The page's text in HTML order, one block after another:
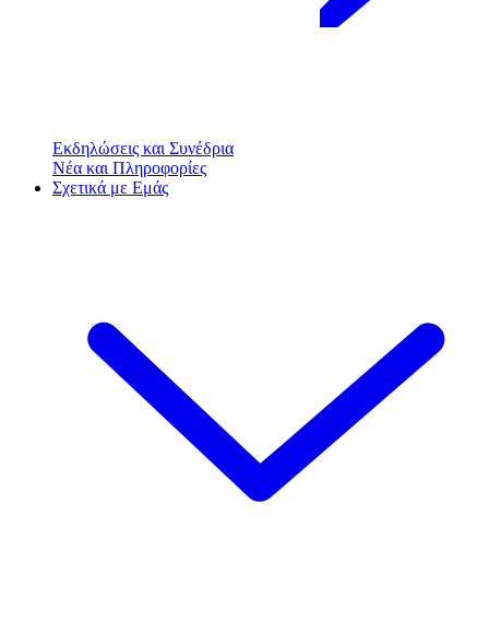
Εκδηλώσεις και Συνέδρια
Νέα και Πληροφορίες
Σχετικά με Εμάς